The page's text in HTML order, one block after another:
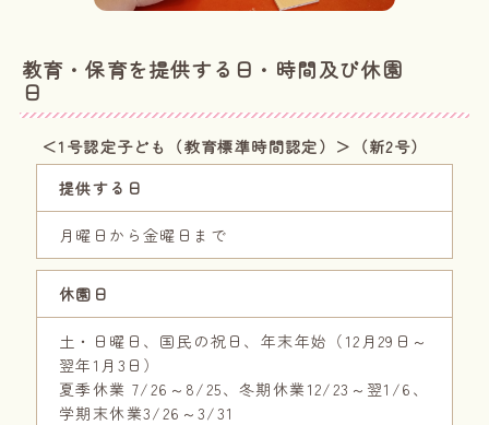
教育・保育を提供する日・時間及び休園
日
＜1号認定子ども（教育標準時間認定）＞（新2号）
提供する日
月曜日から金曜日まで
休園日
土・日曜日、国民の祝日、年末年始（12月29日～
翌年1月3日）
夏季休業 7/26～8/25、 冬期休業12/23～翌1/6、
学期末休業3/26～3/31